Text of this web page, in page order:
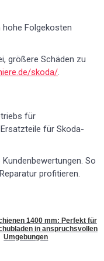
Folgekosten
größere Schäden zu
skoda/
für
für Skoda-
So
profitieren.
1400 mm: Perfekt für
in anspruchsvollen
Umgebungen